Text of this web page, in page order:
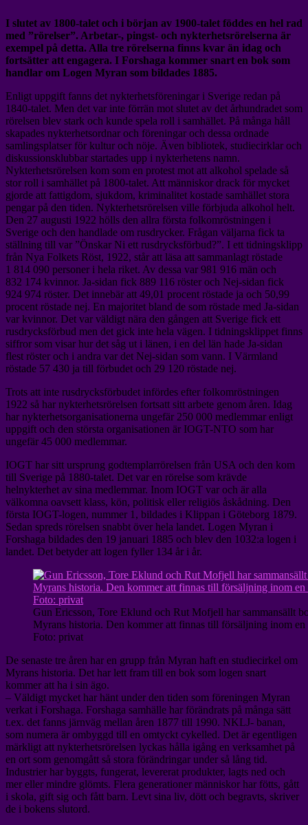
I slutet av 1800-talet och i början av 1900-talet föddes en hel rad
med ”rörelser”. Arbetar-, pingst- och nykterhetsrörelserna är
exempel på detta. Alla tre rörelserna finns kvar än idag och
fortsätter att engagera. I Forshaga kommer snart en bok som
handlar om Logen Myran som bildades 1885.
Enligt uppgift fanns det nykterhetsföreningar i Sverige redan på
1840-talet. Men det var inte förrän mot slutet av det århundradet som
rörelsen blev stark och kunde spela roll i samhället. På många håll
skapades nykterhetsordnar och föreningar och dessa ordnade
samlingsplatser för kultur och nöje. Även bibliotek, studiecirklar och
diskussionsklubbar startades upp i nykterhetens namn.
Nykterhetsrörelsen kom som en protest mot att alkohol spelade så
stor roll i samhället på 1800-talet. Att människor drack för mycket
gjorde att fattigdom, sjukdom, kriminalitet kostade samhället stora
pengar på den tiden. Nykterhetsrörelsen ville förbjuda alkohol helt.
Den 27 augusti 1922 hölls den allra första folkomröstningen i
Sverige och den handlade om rusdrycker. Frågan väljarna fick ta
ställning till var ”Önskar Ni ett rusdrycksförbud?”. I ett tidningsklipp
från Nya Folkets Röst, 1922, står att läsa att sammanlagt röstade
1 814 090 personer i hela riket. Av dessa var 981 916 män och
832 174 kvinnor. Ja-sidan fick 889 116 röster och Nej-sidan fick
924 974 röster. Det innebär att 49,01 procent röstade ja och 50,99
procent röstade nej. En majoritet bland de som röstade med Ja-sidan
var kvinnor. Det var väldigt nära den gången att Sverige fick ett
rusdrycksförbud men det gick inte hela vägen. I tidningsklippet finns
siffror som visar hur det såg ut i länen, i en del län hade Ja-sidan
flest röster och i andra var det Nej-sidan som vann. I Värmland
röstade 57 430 ja till förbudet och 29 120 röstade nej.
Trots att inte rusdrycksförbudet infördes efter folkomröstningen
1922 så har nykterhetsrörelsen fortsatt sitt arbete genom åren. Idag
har nykterhetsorganisationerna ungefär 250 000 medlemmar enligt
uppgift och den största organisationen är IOGT-NTO som har
ungefär 45 000 medlemmar.
IOGT har sitt ursprung godtemplarrörelsen från USA och den kom
till Sverige på 1880-talet. Det var en rörelse som krävde
helnykterhet av sina medlemmar. Inom IOGT var och är alla
välkomna oavsett klass, kön, politisk eller religiös åskådning. Den
första IOGT-logen, nummer 1, bildades i Klippan i Göteborg 1879.
Sedan spreds rörelsen snabbt över hela landet. Logen Myran i
Forshaga bildades den 19 januari 1885 och blev den 1032:a logen i
landet. Det betyder att logen fyller 134 år i år.
Gun Ericsson, Tore Eklund och Rut Mofjell har sammansällt
Myrans historia. Den kommer att finnas till försäljning inom en
Foto: privat
De senaste tre åren har en grupp från Myran haft en studiecirkel om
Myrans historia. Det har lett fram till en bok som logen snart
kommer att ha i sin ägo.
– Väldigt mycket har hänt under den tiden som föreningen Myran
verkat i Forshaga. Forshaga samhälle har förändrats på många sätt
t.ex. det fanns järnväg mellan åren 1877 till 1990. NKLJ- banan,
som numera är ombyggd till en omtyckt cykelled. Det är egentligen
märkligt att nykterhetsrörelsen lyckas hålla igång en verksamhet på
en ort som genomgått så stora förändringar under så lång tid.
Industrier har byggts, fungerat, levererat produkter, lagts ned och
mer eller mindre glömts. Flera generationer människor har fötts, gått
i skola, gift sig och fått barn. Levt sina liv, dött och begravts, skriver
de i bokens slutord.